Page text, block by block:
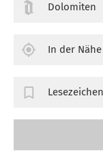
Dolomiten
In der Nähe
Lesezeichen